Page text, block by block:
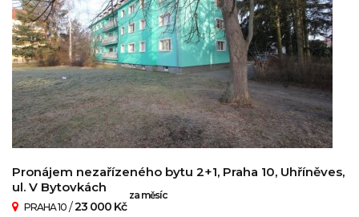
Pronájem nezařízeného bytu 2+1, Praha 10, Uhříněves,
ul. V Bytovkách
PRAHA 10 /23 000 Kč
za měsíc